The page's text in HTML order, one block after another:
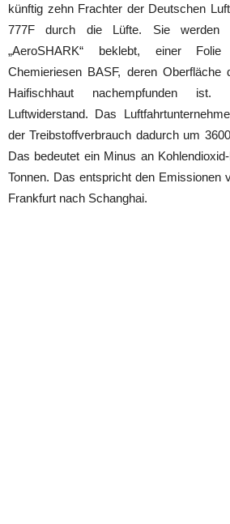
künftig zehn Frachter der Deutschen
777F durch die Lüfte. Sie werden
„AeroSHARK“ beklebt, einer
Chemieriesen BASF, deren
Haifischhaut nachempfunden
Luftwiderstand. Das
der Treibstoffverbrauch dadurch um
Das bedeutet ein Minus an
Tonnen. Das entspricht den Emissionen
Frankfurt nach Schanghai.